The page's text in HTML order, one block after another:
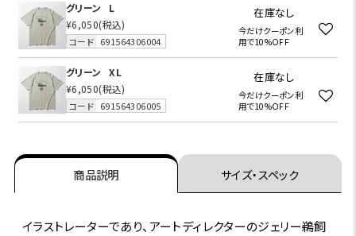
グリーン
L
¥6,050(税込)
コード 691564306004
在庫なし
今だけクーポン利
用で10%OFF
グリーン
XL
¥6,050(税込)
コード 691564306005
在庫なし
今だけクーポン利
用で10%OFF
商品説明 サイズ・スペック
イラストレーターであり、アートディレクターのジェリー鵜飼